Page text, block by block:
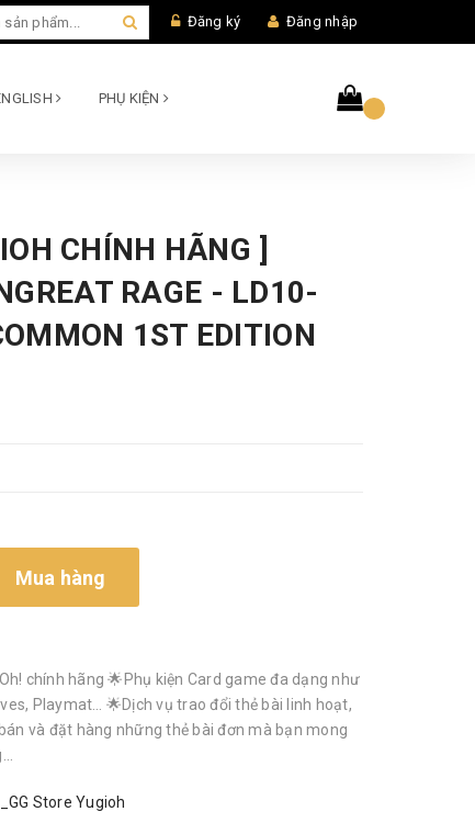
Đăng ký Đăng nhập
PHỤ KIỆN
CHÍNH HÃNG ]
RAGE - LD10-
1ST EDITION
Mua hàng
chính hãng 🌟Phụ kiện Card game đa dạng như
Playmat… 🌟Dịch vụ trao đổi thẻ bài linh hoạt,
và đặt hàng những thẻ bài đơn mà bạn mong
Store Yugioh